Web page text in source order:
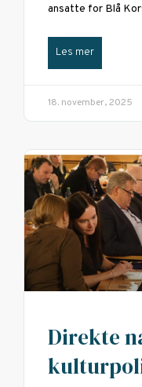
ansatte for Blå
Les mer
18. november, 2025
Direkte